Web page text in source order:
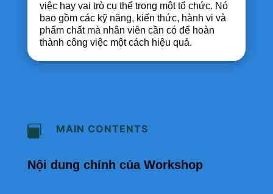
việc hay vai trò cụ thể trong một tổ chức. Nó
bao gồm các kỹ năng, kiến thức, hành vi và
phẩm chất mà nhân viên cần có để hoàn
thành công việc một cách hiệu quả.
 MAIN CONTENTS
Nội dung chính của Workshop